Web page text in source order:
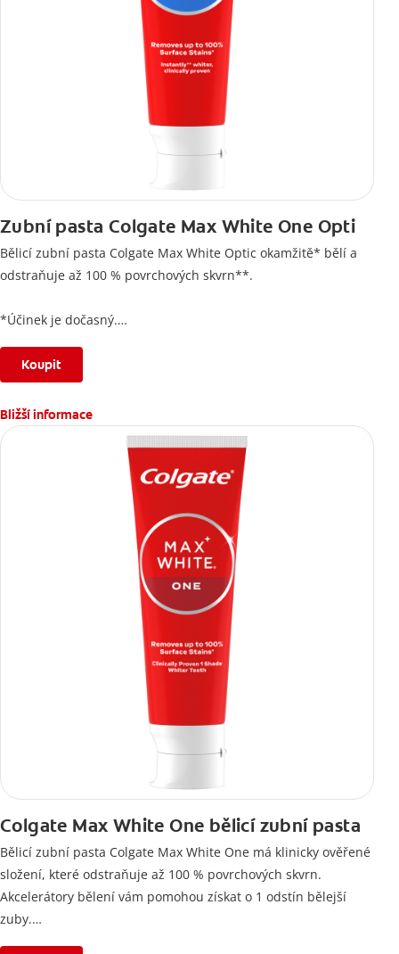
Zubní pasta Colgate Max White One Opti
Bělicí zubní pasta Colgate Max White Optic okamžitě* bělí a
odstraňuje až 100 % povrchových skvrn**.
*Účinek je dočasný.
Koupit
Bližší informace
Colgate Max White One bělicí zubní pasta
Bělicí zubní pasta Colgate Max White One má klinicky ověřené
složení, které odstraňuje až 100 % povrchových skvrn.
Akcelerátory bělení vám pomohou získat o 1 odstín bělejší
zuby.